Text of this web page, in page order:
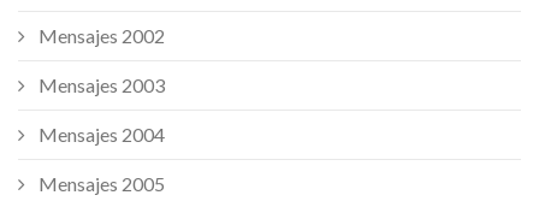
Mensajes 2002
Mensajes 2003
Mensajes 2004
Mensajes 2005